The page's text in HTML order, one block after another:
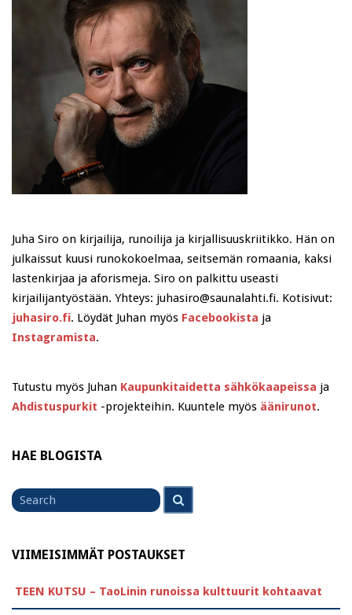
Juha Siro on kirjailija, runoilija ja kirjallisuuskriitikko. Hän on
julkaissut kuusi runokokoelmaa, seitsemän romaania, kaksi
lastenkirjaa ja aforismeja. Siro on palkittu useasti
kirjailijantyöstään. Yhteys: juhasiro@saunalahti.fi. Kotisivut:
juhasiro.fi. Löydät Juhan myös Facebookista ja
Instagramista.
Tutustu myös Juhan Kaupunkitaidetta sähkökaapeissa ja
Ahdistuspurkit -projekteihin. Kuuntele myös äänirunot.
HAE BLOGISTA
Search
for
VIIMEISIMMÄT POSTAUKSET
TEEN KUTSU – TaoLinin runoissa kulttuurit kohtaavat